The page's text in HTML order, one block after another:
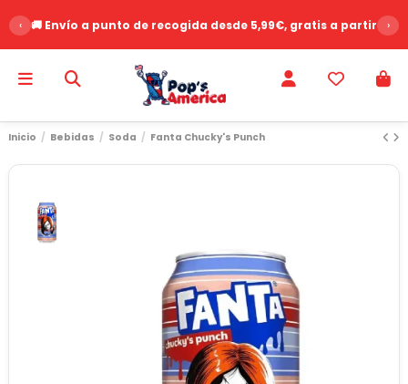
‹ 🚚 Envío a punto de recogida desde 5,99€, gratis a partir de
›
Inicio Bebidas Soda Fanta Chucky's Punch